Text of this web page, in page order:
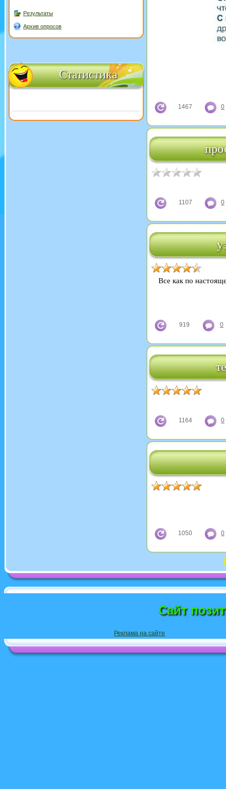
Результаты
Архив опросов
Статистика
1467 0
1107 0
Все как по
919 0
1164 0
1050 0
Сайт
Реклама на сайте